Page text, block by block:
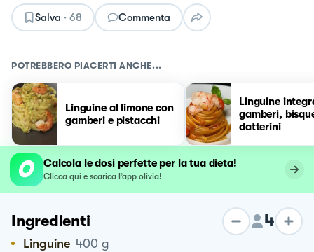
Salva · 68 Commenta
POTREBBERO PIACERTI ANCHE...
Linguine al limone con
gamberi e pistacchi
Linguine
gamberi,
datterini
Calcola le dosi perfette per la tua dieta!
Clicca qui e scarica l’app olivia!
Ingredienti 4
Linguine 400 g